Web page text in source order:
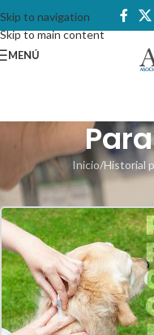
Skip to navigation
Skip to main content
MENÚ
Inicio Historial